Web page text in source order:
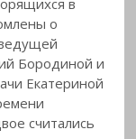
о
Бородиной и
Екатериной
считались